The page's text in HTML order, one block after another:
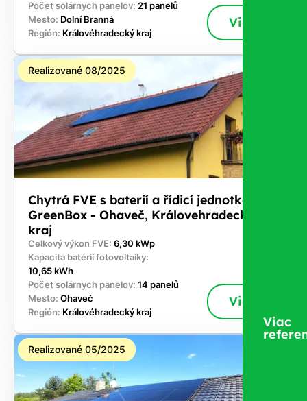
Počet solárnych panelov: 21 panelů
Mesto: Dolní Branná
Región: Královéhradecký kraj
Viac
Realizované 08/2025
Chytrá FVE s baterií a řídicí jednotkou
GreenBox - Ohaveč, Královehradecký
kraj
Celkový výkon FVE: 6,30 kWp
Kapacita batérií fotovoltaiky:
10,65 kWh
Počet solárnych panelov: 14 panelů
Mesto: Ohaveč
Región: Královéhradecký kraj
Viac
Realizované 05/2025
Viac